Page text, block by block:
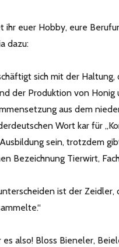
ihr euer Hobby, eure
dazu:
sich mit der
der Produktion von
aus dem
Wort kar für
sein, trotzdem
Bezeichnung Tierwirt,
ist der
es also! Bloss Bieneler,